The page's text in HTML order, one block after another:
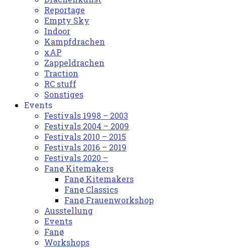
Reportage
Empty Sky
Indoor
Kampfdrachen
xAP
Zappeldrachen
Traction
RC stuff
Sonstiges
Events
Festivals 1998 – 2003
Festivals 2004 – 2009
Festivals 2010 – 2015
Festivals 2016 – 2019
Festivals 2020 –
Fanø Kitemakers
Fanø Kitemakers
Fanø Classics
Fanø Frauenworkshop
Ausstellung
Events
Fanø
Workshops